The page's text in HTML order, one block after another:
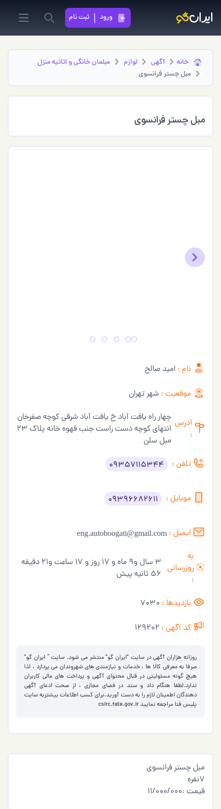
ورود
ثبت نام
menu
خانه آگهی لوازم
مبلمان خانگی و اثاثیه منزل
مبل چستر فرانسوی
مبل چستر فرانسوی
مبل چستر فرانسوی
۷نفره
قیمت :11/000/000
Previous
Next
نام : امید صالح
موقعیت : شهر تهران
آدرس
:
چهار راه یافت آباد خ یافت آباد شرقی کوچه صفرخان
انتهای کوچه دست راست جنب قهوه خانه پلاک ۲۳
مبل سلن
تلفن :
09357115344
موبایل : 09396682611
ایمیل : eng.autoboogati@gmail.com
به
روزرسانی
:
3 سال و9 ماه و 17 روز و 17 ساعت و21 دقیقه
56 ثانیه پیش
بازدیدها : 7030
کد آگهی : 129202
روزانه هزاران آگهی در سایت "ایران گو" منتشر می شود. سایت ” ایران گو"
صرفا به معرفی کالا ها ، خدمات و نیازمندی های شهروندان می پردازد ، لذا
هیچ گونه مسئولیتی در قبال محتوای آگهی و پرداخت های مالی کاربران
ندارد.لطفا هنگام داد و ستد در فضای مجازی ، از صحت ادعای آگهی
دهندگان اطمینان لازم را به دست آورید.برای کسب اطلاعات بیشتربه سایت
پلیس فتا مراجعه نماییدcsirc.fata.gov.ir